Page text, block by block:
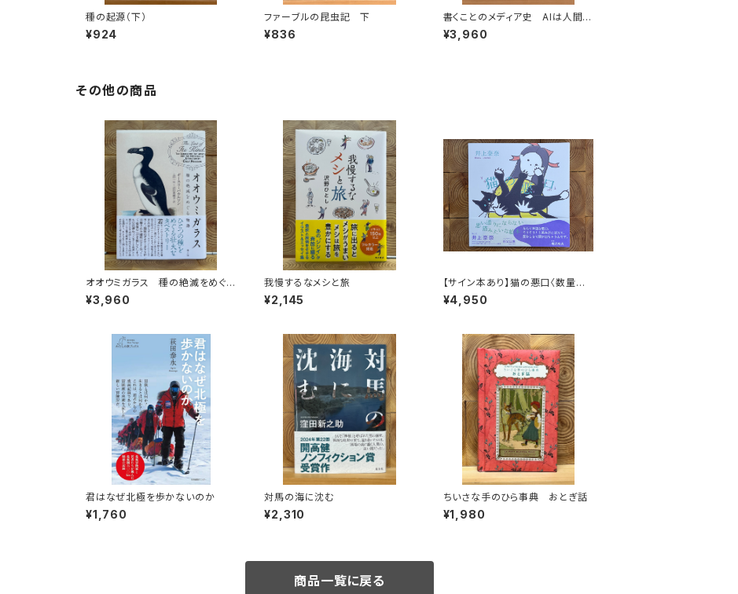
種の起源（下）
¥924
ファーブルの昆虫記 下
¥836
書くことのメディア史 AIは人間の
言語能力に何をもたらすのか
¥3,960
その他の商品
オオウミガラス 種の絶滅をめぐる
物語
¥3,960
我慢するなメシと旅
¥2,145
【サイン本あり】猫の悪口〈数量限
定・オリジナルトート付き〉
¥4,950
君はなぜ北極を歩かないのか
¥1,760
対馬の海に沈む
¥2,310
ちいさな手のひら事典 おとぎ話
¥1,980
商品一覧に戻る